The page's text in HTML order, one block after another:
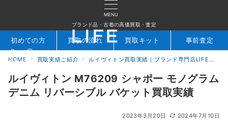
MENU
ブランド品・古着の高価買取・査定
検索 お問合せ
初めての方 買取の流れ 買取キット 事前査定
HOME 買取実績ご紹介 ルイヴィトン買取実績｜ブランド専門店LIFE
ルイヴィトン M76209 シャポー モノグラム
デニム リバーシブル バケット買取実績
2023年3月20日 2024年7月10日